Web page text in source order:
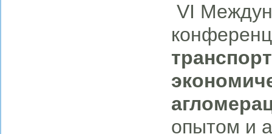
VI
опытом и